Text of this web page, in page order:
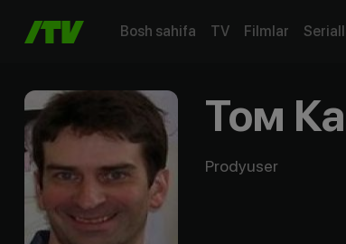
Bosh sahifa TV Filmlar
Том
Prodyuser